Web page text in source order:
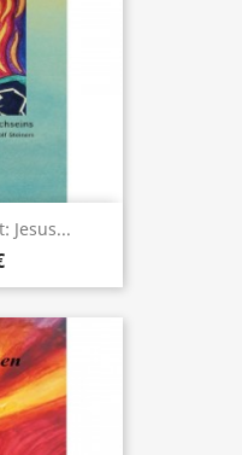
Jesus...